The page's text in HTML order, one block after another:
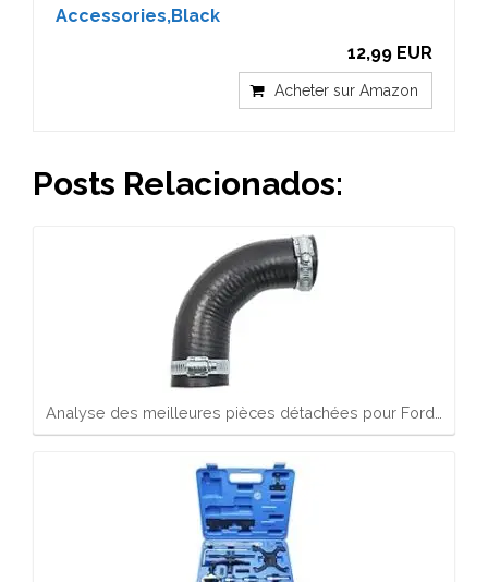
Accessories,Black
12,99 EUR
Acheter sur Amazon
Posts Relacionados:
Analyse des meilleures pièces détachées pour Ford…